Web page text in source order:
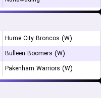
Hume City Broncos (W)
Bulleen Boomers (W)
Pakenham Warriors (W)